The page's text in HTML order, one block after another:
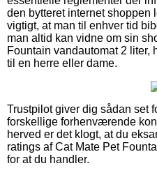
den bytteret internet shoppen
vigtigt, at man til enhver tid
man altid kan vidne om sin
Fountain vandautomat 2 liter,
til en herre eller dame.
Trustpilot giver dig sådan set
forskellige forhenværende
herved er det klogt, at du
ratings af Cat Mate Pet
for at du handler.